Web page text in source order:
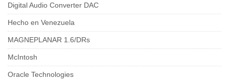
Digital Audio Converter DAC
Hecho en Venezuela
MAGNEPLANAR 1.6/DRs
McIntosh
Oracle Technologies